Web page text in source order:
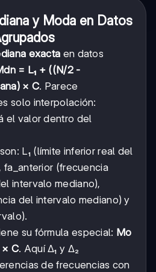
y Moda en Datos
exacta en datos
= L₁ + ((N/2 -
× C. Parece
solo interpolación:
el valor dentro del
L₁ (límite inferior real del
fa_anterior (frecuencia
intervalo mediano),
del intervalo mediano) y
su fórmula especial: Mo
C. Aquí Δ₁ y Δ₂
de frecuencias con